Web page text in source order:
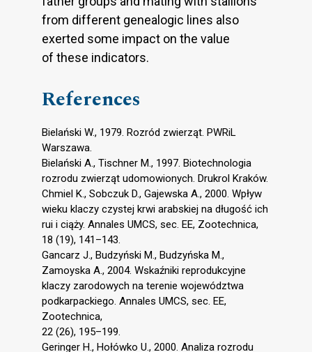
from different genealogic lines also
exerted some impact on the value
of these indicators.
References
Bielański W., 1979. Rozród zwierząt. PWRiL
Warszawa.
Bielański A., Tischner M., 1997. Biotechnologia
rozrodu zwierząt udomowionych. Drukrol Kraków.
Chmiel K., Sobczuk D., Gajewska A., 2000. Wpływ
wieku klaczy czystej krwi arabskiej na długość ich
rui i ciąży. Annales UMCS, sec. EE, Zootechnica,
18 (19), 141–143.
Gancarz J., Budzyński M., Budzyńska M.,
Zamoyska A., 2004. Wskaźniki reprodukcyjne
klaczy zarodowych na terenie województwa
podkarpackiego. Annales UMCS, sec. EE,
Zootechnica,
22 (26), 195–199.
Geringer H., Hołówko U., 2000. Analiza rozrodu